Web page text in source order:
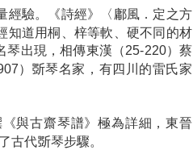
經驗。《詩經》〈鄘風．定之方
知道用桐、梓等軟、硬不同的材
琴出現，相傳東漢（25-220）蔡
）斲琴名家，有四川的雷氏家
與古齋琴譜》極為詳細，東晉
古代斲琴步驟。